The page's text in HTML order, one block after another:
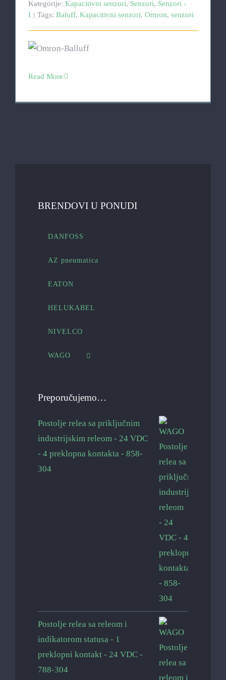
Kategorije: Kapacitivni senzori, Senzori, Senzori -
I | Tags: Baluff, Kapacitivni senzori, Omron, senzori
Read More
BRENDOVI U PONUDI
DANFOSS
AZ pneumatica
EATON
HELUKABEL
NIVELCO
WAGO
Preporučujemo…
Postolje relea sa priključnim
industrijskim releom - 24 VDC
- 4 preklopna kontakta - 858-
304
Postolje relea sa releom i
indikatorom statusa - 1
preklopni kontakt - 24 VDC -
788-304